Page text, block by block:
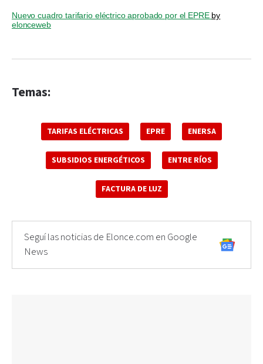
Nuevo cuadro tarifario eléctrico aprobado por el EPRE by
elonceweb
Temas:
TARIFAS ELÉCTRICAS EPRE ENERSA
SUBSIDIOS ENERGÉTICOS ENTRE RÍOS
FACTURA DE LUZ
Seguí las noticias de Elonce.com en Google
News